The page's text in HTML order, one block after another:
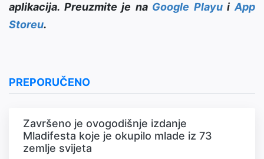
aplikacija. Preuzmite je na Google PlayuiApp
Storeu.
PREPORUČENO
Završeno je ovogodišnje izdanje
Mladifesta koje je okupilo mlade iz 73
zemlje svijeta